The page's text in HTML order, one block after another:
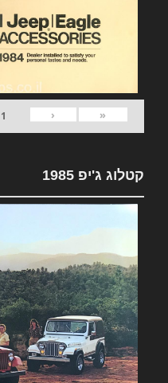
«
‹
1
קטלוג ג'יפ 1985